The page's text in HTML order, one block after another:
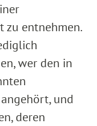
zu entnehmen.
wer den in
und
deren